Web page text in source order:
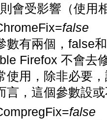
會受影響（使用
false
數有兩個，false
Firefox 不會去
使用，除非必要
言，這個參數設
false